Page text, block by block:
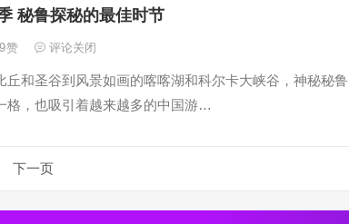
秘鲁探秘的最佳时节
赞 评论关闭
丘和圣谷到风景如画的喀喀湖和科尔卡大峡谷，神秘秘鲁
格，也吸引着越来越多的中国游…
下一页